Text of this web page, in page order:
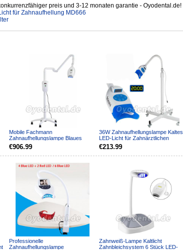
preis und 3-12 monaten garantie - Oyodental.de!
für Zahnaufhellung MD666
Mobile Fachmann
Zahnaufhellungslampe Blaues
Kaltes Licht KC-768
€906.99
36W Zahnaufhellungslampe Kaltes
LED-Licht für Zahnärztlichen
Schönheitssalon
€213.99
Professionelle
Zahnaufhellungslampe
Zahnweiß-Lampe Kaltlicht
Zahnbleichsystem 6 Stück LED-